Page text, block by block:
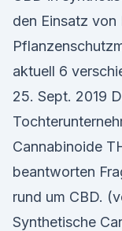
den Einsatz von
aktuell 6
25. Sept. 2019
Cannabinoide
beantworten
rund um CBD.
Synthetische